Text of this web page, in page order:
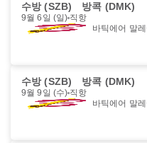
수방 (SZB) 방콕 (DMK)
9월 6일 (일) 직항
바틱에어 말
수방 (SZB) 방콕 (DMK)
9월 9일 (수) 직항
바틱에어 말